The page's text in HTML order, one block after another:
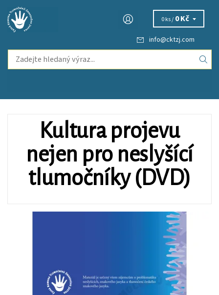
info@cktzj.com
0 ks / 0 Kč
Kultura projevu
nejen pro neslyšící
tlumočníky (DVD)